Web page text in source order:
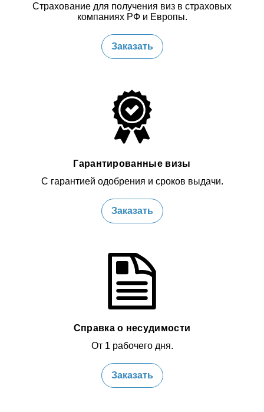
Страхование для получения виз в страховых
компаниях РФ и Европы.
Заказать
Гарантированные визы
С гарантией одобрения и сроков выдачи.
Заказать
Справка о несудимости
От 1 рабочего дня.
Заказать